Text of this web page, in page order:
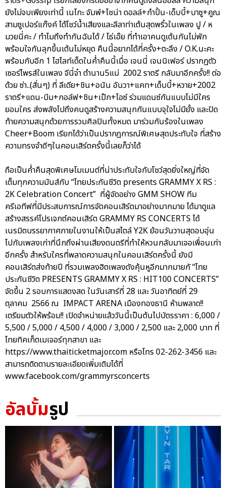
ยังไม่จบเพียงเท่านี้ เนโกะ จัมพ์+ไชน่า ดอลล์+กำปั้น-เด็บบี้+บาซู+คูณ
สามซูเปอร์แก๊งค์ ได้โชว์น้ำเสียงและลีลาท่าเต้นสุดพริ้วในเพลง ปู / ห
มวยนี่คะ / ทำไมถึงทำกันฉันได้ / โธ่เอ๊ย ที่ทำเอาคนดูเต้นกันไม่พัก
พร้อมใจกันลุกขึ้นเต้นไม่หยุด คืนนี้อยากได้กี่ครั้ง+ตะลึง / O.K.นะคะ
พร้อมกับอีก 1 ไฮไลท์เด็ดในค่ำคืนนี้เมื่อ เจนนี่ เจนนิเฟอร์ ปรากฏตัว
เซอร์ไพรส์ในเพลง จีนี่จ๋า ตำนาน5แม่ 2002 ราตรี กลับมาอีกครั้ง!! ต่อ
ด้วย ซ่า..(สั่นๆ) ที่ ลีเดีย+ชิน+อนัน อันวา+แคท+เด็บบี้+หวาย+2002
ราตรี+แดน-บีม+กอล์ฟ+ชิน+เป๊ก+ไอซ์ ร่วมแดนซ์กันแบบไม่มีใคร
ยอมใคร ส่งพลังไปถึงคนดูสร้างความสนุกกันแบบจุใจไม่มียั้ง และปิด
ท้ายความสนุกด้วยการรวมศิลปินทั้งหมด มาร่วมกันร้องในเพลง
Cheer+Boom เรียกได้ว่าเป็นปรากฎการณ์พิเศษสุดประทับใจ ที่สร้าง
ความทรงจำดีๆในคอนเสิร์ตครั้งนี้เลยก็ว่าได้
ถือเป็นค่ำคืนสุดพิเศษโมเมนต์ที่น่าประทับใจกับโชว์สุดยิ่งใหญ่ที่จัด
เต็มทุกความมันส์กับ “ไทยประกันชีวิต presents GRAMMY X RS :
2K Celebration Concert” ที่ผู้จัดอย่าง GMM SHOW ทีม
ครีเอทีฟที่มีประสบการณ์การจัดคอนเสิร์ตมาอย่างมากมาย ได้มาดูแล
สร้างสรรค์โปรเจกต์คอนเสิร์ต GRAMMY RS CONCERTS ได้
เนรมิตบรรยากาศภายในงานให้เป็นสไตล์ Y2K ย้อนวันวานสุดอบอุ่น
ไปกับเพลงเก่าที่นึกถึงผ่านเสียงดนตรีที่ทำให้หวนกลับมาเจอเพื่อนเก่า
อีกครั้ง สำหรับใครที่พลาดความสนุกในคอนเสิร์ตครั้งนี้ ยังมี
คอนเสิร์ตส่งท้ายปี ที่รวมเพลงฮิตเพลงดังคุ้นหูอีกมากมายกั “ไทย
ประกันชีวิต PRESENTS GRAMMY X RS : HIT100 CONCERTS”
จัดขึ้น 2 รอบการแสดงสด ในวันเสาร์ที่ 28 และ วันอาทิตย์ที่ 29
ตุลาคม 2566 ณ IMPACT ARENA เมืองทองธานี ห้ามพลาด!!
เตรียมตัวให้พร้อม!! เปิดจำหน่ายแล้ววันนี้เป็นต้นไปบัตรราคา : 6,000 /
5,500 / 5,000 / 4,500 / 4,000 / 3,000 / 2,500 และ 2,000 บาท ที่
ไทยทิคเก็ตเมเจอร์ทุกสาขา และ
https://www.thaiticketmajor.com หรือโทร 02-262-3456 และ
สามารถติดตามรายละเอียดเพิ่มเติมได้ที่
www.facebook.com/grammyrsconcerts
อัลบั้มรูป